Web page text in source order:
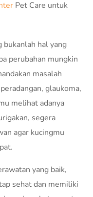
Pet Care untuk
bukanlah hal yang
perubahan mungkin
masalah
glaukoma,
melihat adanya
segera
agar kucingmu
yang baik,
sehat dan memiliki